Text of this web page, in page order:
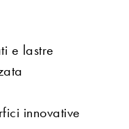
e lastre
innovative